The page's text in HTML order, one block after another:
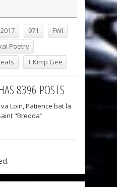
2017 971
FWI
Poetry
T Kimp Gee
8396 POSTS
Loin, Patience bat la
"Bredda"